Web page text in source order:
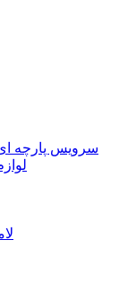
سرویس پارچه